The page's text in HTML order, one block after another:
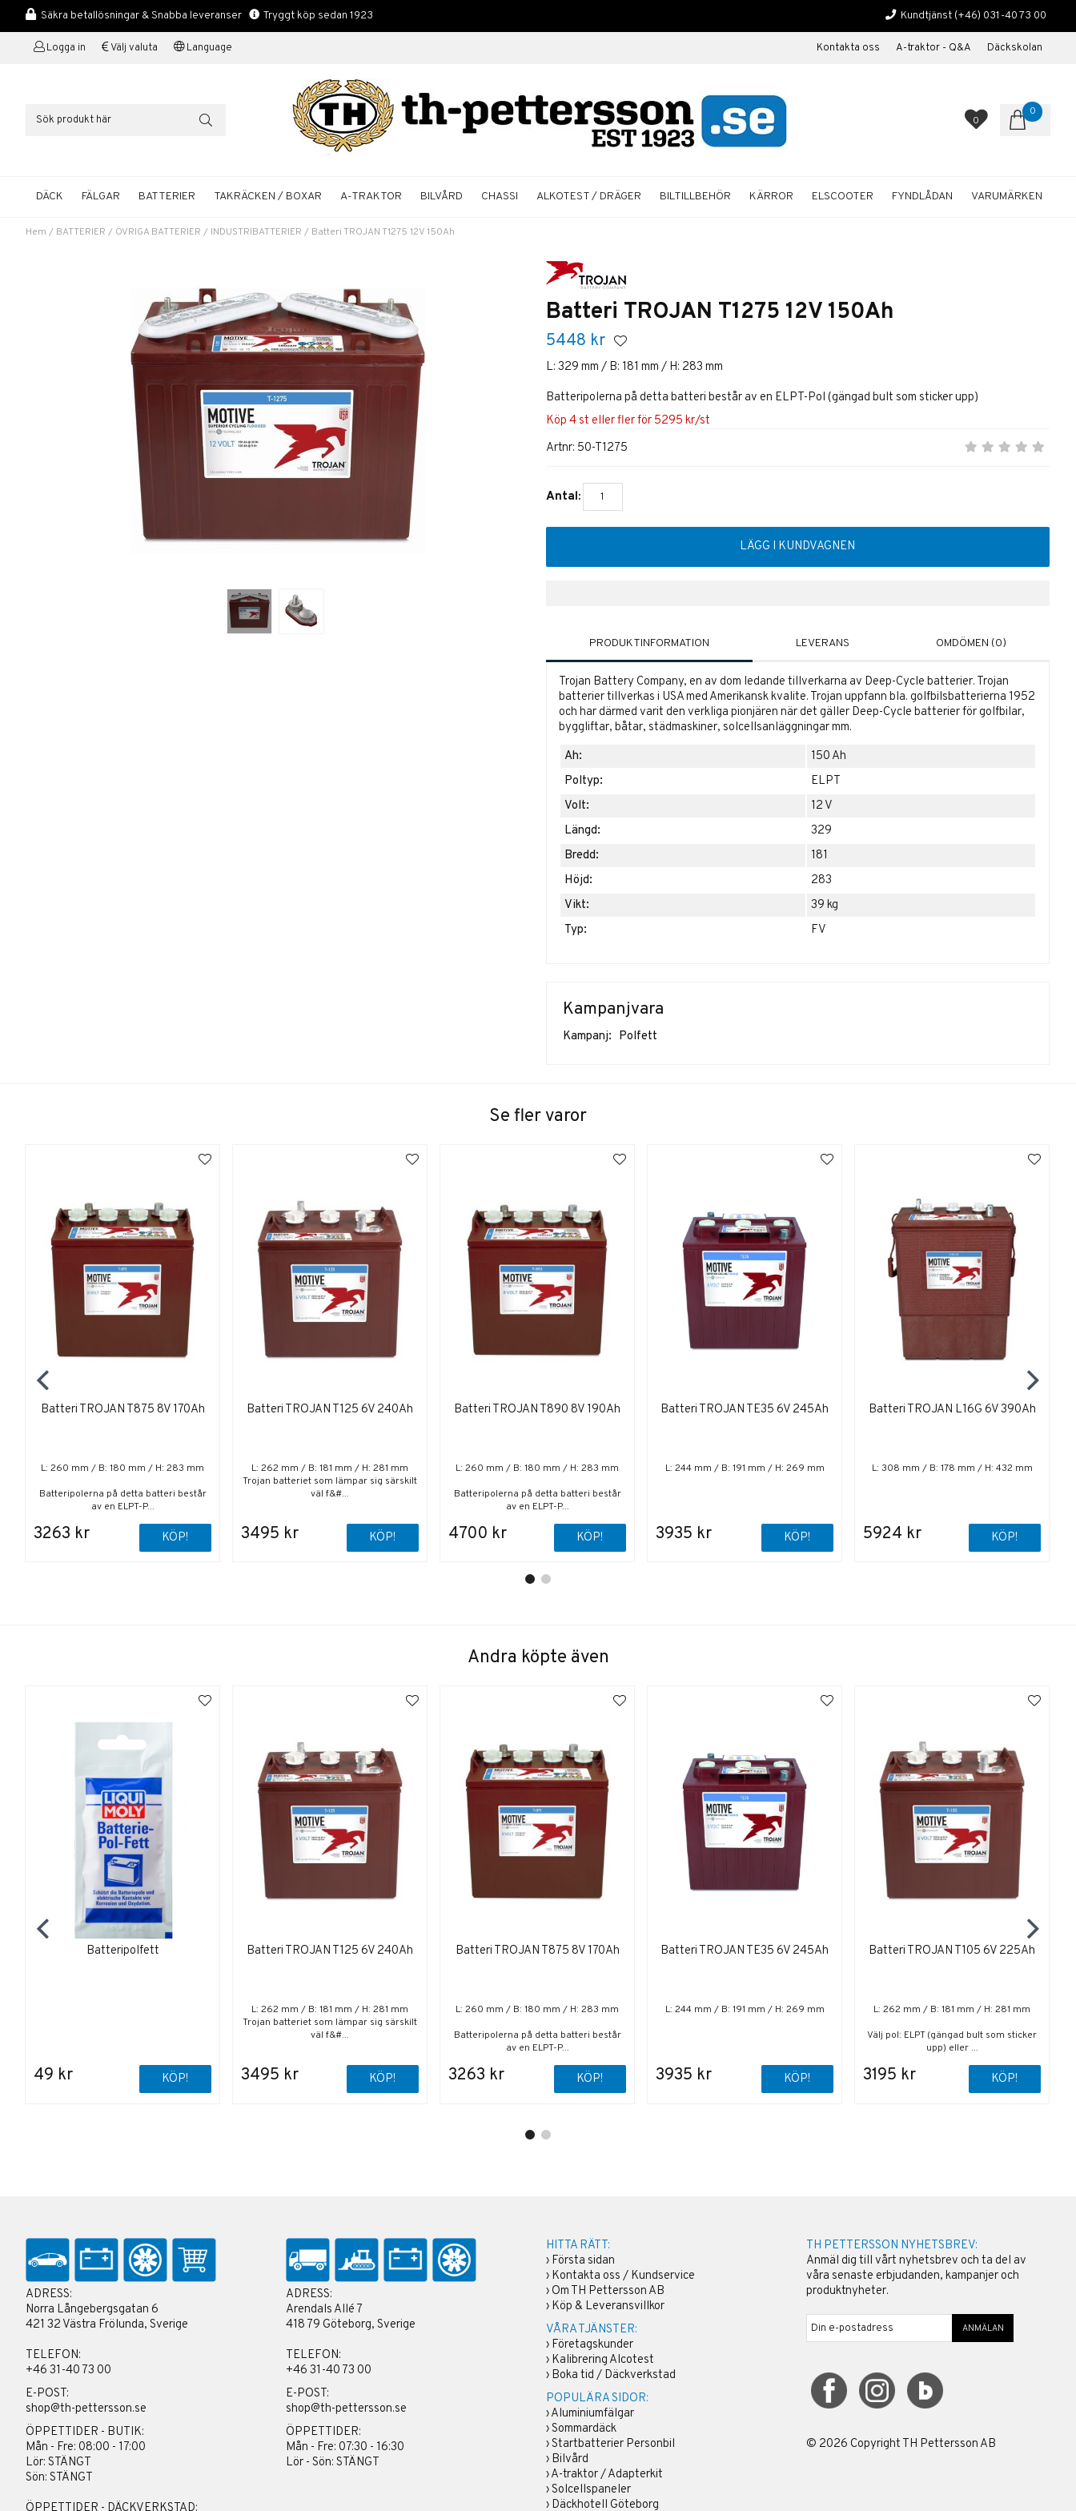
Säkra betallösningar & Snabba leveranser Tryggt köp sedan 1923 Kundtjänst (+46) 031-40 73 00
Logga in Välj valuta Language Kontakta oss A-traktor - Q&A Däckskolan
0
0
DÄCK FÄLGAR BATTERIER TAKRÄCKEN / BOXAR A-TRAKTOR BILVÅRD CHASSI ALKOTEST / DRÄGER BILTILLBEHÖR KÄRROR ELSCOOTER FYNDLÅDAN VARUMÄRKEN
Hem / BATTERIER / ÖVRIGA BATTERIER / INDUSTRIBATTERIER / Batteri TROJAN T1275 12V 150Ah
Batteri TROJAN T1275 12V 150Ah
5448 kr
L: 329 mm / B: 181 mm / H: 283 mm
Batteripolerna på detta batteri består av en ELPT-Pol (gängad bult som sticker upp)
Köp 4 st eller fler för 5295 kr/st
Artnr: 50-T1275
Antal:
LÄGG I KUNDVAGNEN
PRODUKTINFORMATION
Trojan Battery Company, en av dom ledande tillverkarna av Deep-Cycle batterier. Trojan
batterier tillverkas i USA med Amerikansk kvalite. Trojan uppfann bla. golfbilsbatterierna 1952
och har därmed varit den verkliga pionjären när det gäller Deep-Cycle batterier för golfbilar,
byggliftar, båtar, städmaskiner, solcellsanläggningar mm.
Ah:
150 Ah
Poltyp:
ELPT
Volt:
12 V
Längd:
329
Bredd:
181
Höjd:
283
Vikt:
39 kg
Typ:
FV
LEVERANS OMDÖMEN (0)
Kampanjvara
Kampanj: Polfett
Se fler varor
Batteri TROJAN T875 8V 170Ah
L: 260 mm / B: 180 mm / H: 283 mm
Batteripolerna på detta batteri består
av en ELPT-P...
3263 kr KÖP!
Batteri TROJAN T125 6V 240Ah
L: 262 mm / B: 181 mm / H: 281 mm
Trojan batteriet som lämpar sig särskilt
väl f&#...
3495 kr KÖP!
Batteri TROJAN T890 8V 190Ah
L: 260 mm / B: 180 mm / H: 283 mm
Batteripolerna på detta batteri består
av en ELPT-P...
4700 kr KÖP!
Batteri TROJAN TE35 6V 245Ah
L: 244 mm / B: 191 mm / H: 269 mm
3935 kr KÖP!
Batteri TROJAN L16G 6V 390Ah
L: 308 mm / B: 178 mm / H: 432 mm
5924 kr KÖP!
Andra köpte även
Batteripolfett
49 kr KÖP!
Batteri TROJAN T125 6V 240Ah
L: 262 mm / B: 181 mm / H: 281 mm
Trojan batteriet som lämpar sig särskilt
väl f&#...
3495 kr KÖP!
Batteri TROJAN T875 8V 170Ah
L: 260 mm / B: 180 mm / H: 283 mm
Batteripolerna på detta batteri består
av en ELPT-P...
3263 kr KÖP!
Batteri TROJAN TE35 6V 245Ah
L: 244 mm / B: 191 mm / H: 269 mm
3935 kr KÖP!
Batteri TROJAN T105 6V 225Ah
L: 262 mm / B: 181 mm / H: 281 mm
Välj pol: ELPT (gängad bult som sticker
upp) eller ...
3195 kr KÖP!
ADRESS:
Norra Långebergsgatan 6
421 32 Västra Frölunda, Sverige
TELEFON:
+46 31-40 73 00
E-POST:
shop@th-pettersson.se
ÖPPETTIDER - BUTIK:
Mån - Fre: 08:00 - 17:00
Lör: STÄNGT
Sön: STÄNGT
ADRESS:
Arendals Allé 7
418 79 Göteborg, Sverige
TELEFON:
+46 31-40 73 00
E-POST:
shop@th-pettersson.se
ÖPPETTIDER:
Mån - Fre: 07:30 - 16:30
Lör - Sön: STÄNGT
HITTA RÄTT:
› Första sidan
› Kontakta oss / Kundservice
› Om TH Pettersson AB
› Köp & Leveransvillkor
VÅRA TJÄNSTER:
› Företagskunder
› Kalibrering Alcotest
› Boka tid / Däckverkstad
POPULÄRA SIDOR:
›Aluminiumfälgar
›Sommardäck
›Startbatterier Personbil
› Bilvård
›A-traktor / Adapterkit
›Solcellspaneler
› Däckhotell Göteborg
TH PETTERSSON NYHETSBREV:
Anmäl dig till vårt nyhetsbrev och ta del av
våra senaste erbjudanden, kampanjer och
produktnyheter.
ANMÄLAN
© 2026 Copyright TH Pettersson AB